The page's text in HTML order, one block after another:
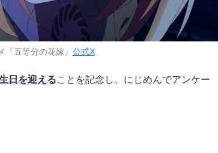
『五等分の花嫁』 公式X
日を迎えることを記念し、にじめんでアンケー